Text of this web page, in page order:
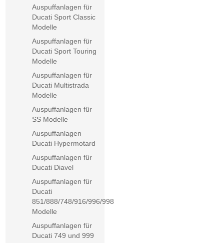
Auspuffanlagen für
Ducati Sport Classic
Modelle
Auspuffanlagen für
Ducati Sport Touring
Modelle
Auspuffanlagen für
Ducati Multistrada
Modelle
Auspuffanlagen für
SS Modelle
Auspuffanlagen
Ducati Hypermotard
Auspuffanlagen für
Ducati Diavel
Auspuffanlagen für
Ducati
851/888/748/916/996/998
Modelle
Auspuffanlagen für
Ducati 749 und 999